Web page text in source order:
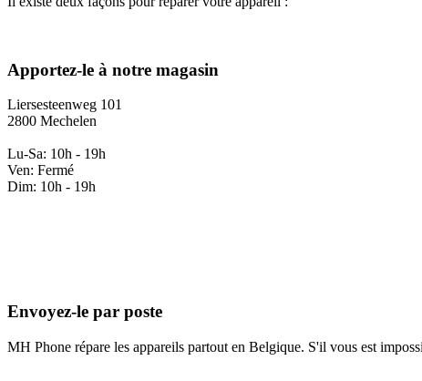
Apportez-le à notre magasin
Liersesteenweg 101
2800 Mechelen
Lu-Sa: 10h - 19h
Ven: Fermé
Dim: 10h - 19h
Envoyez-le par poste
MH Phone répare les appareils partout en Belgique. S'il vous est